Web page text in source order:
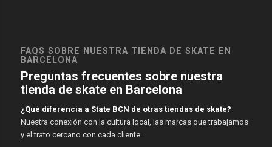
FAQS SOBRE NUESTRA TIENDA DE SKATE EN
BARCELONA
Preguntas frecuentes sobre nuestra
tienda de skate en Barcelona
¿Qué diferencia a State BCN de otras tiendas de skate?
Nuestra conexión con la cultura local, las marcas que trabajamos
y el trato cercano con cada cliente.